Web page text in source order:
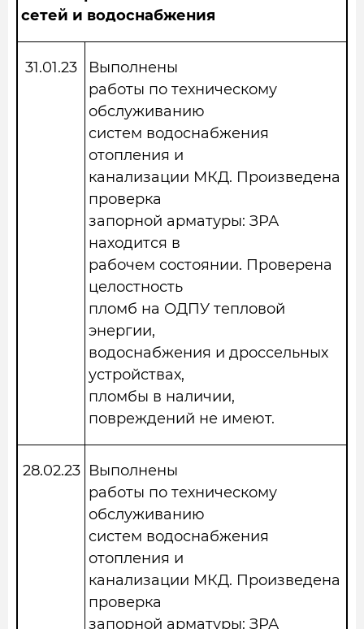
сетей и водоснабжения
31.01.23
Выполнены
работы по техническому
обслуживанию
систем водоснабжения
отопления и
канализации МКД. Произведена
проверка
запорной арматуры: ЗРА
находится в
рабочем состоянии. Проверена
целостность
пломб на ОДПУ тепловой
энергии,
водоснабжения и дроссельных
устройствах,
пломбы в наличии,
повреждений не имеют.
28.02.23 Выполнены
работы по техническому
обслуживанию
систем водоснабжения
отопления и
канализации МКД. Произведена
проверка
запорной арматуры: ЗРА